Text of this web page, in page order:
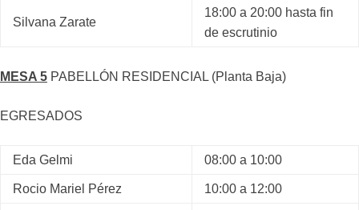
Silvana Zarate
18:00 a 20:00 hasta fin
de escrutinio
MESA 5 PABELLÓN RESIDENCIAL (Planta Baja)
EGRESADOS
Eda Gelmi 08:00 a 10:00
Rocio Mariel Pérez 10:00 a 12:00